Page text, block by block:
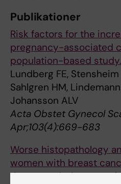
Publikationer
Risk factors for the
pregnancy-associated
population-based study.
Lundberg FE, Stensheim
Sahlgren HM,
Johansson ALV
Acta Obstet Gynecol
Apr;103(4):669-683
Worse histopathology
women with breast
the second trimester of